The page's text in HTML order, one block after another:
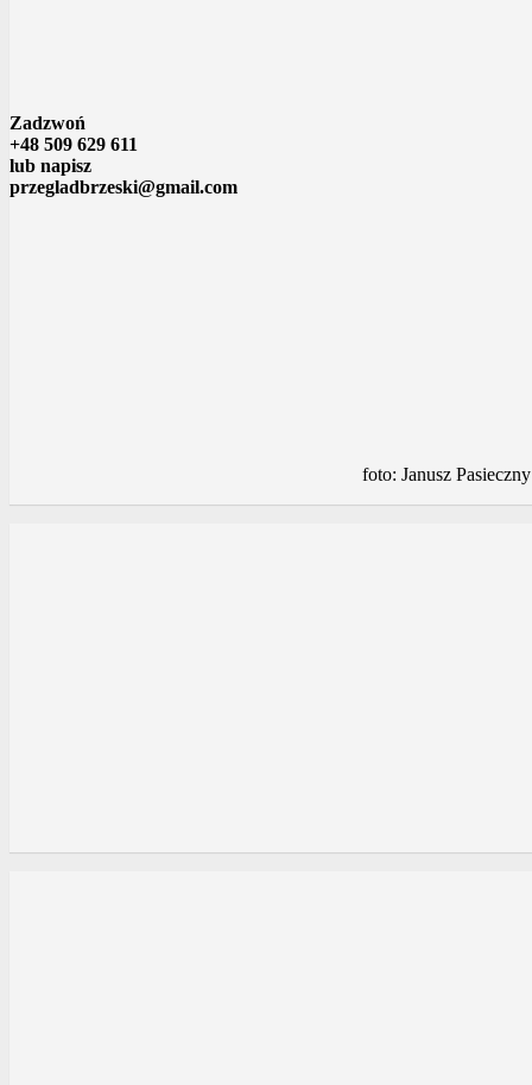
Zadzwoń
+48 509 629 611
lub napisz
przegladbrzeski@gmail.com
foto: Janusz Pasieczny